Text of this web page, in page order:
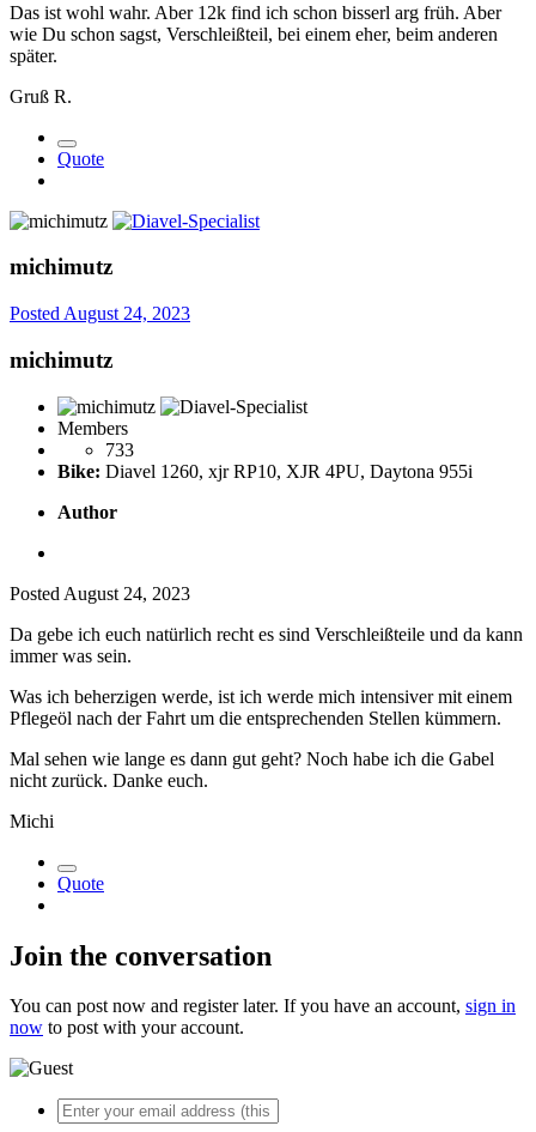
Das ist wohl wahr. Aber 12k find ich schon bisserl arg früh. Aber
wie Du schon sagst, Verschleißteil, bei einem eher, beim anderen
später.
Gruß R.
Quote
michimutz
Posted August 24, 2023
michimutz
Members
733
Bike: Diavel 1260, xjr RP10, XJR 4PU, Daytona 955i
Author
Posted August 24, 2023
Da gebe ich euch natürlich recht es sind Verschleißteile und da kann
immer was sein.
Was ich beherzigen werde, ist ich werde mich intensiver mit einem
Pflegeöl nach der Fahrt um die entsprechenden Stellen kümmern.
Mal sehen wie lange es dann gut geht? Noch habe ich die Gabel
nicht zurück. Danke euch.
Michi
Quote
Join the conversation
You can post now and register later. If you have an account, sign in
now to post with your account.